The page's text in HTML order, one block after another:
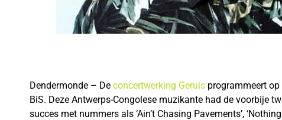
Dendermonde – De concertwerking Geruis programmeert
BiS. Deze Antwerps-Congolese muzikante had de voorbije
succes met nummers als ‘Ain’t Chasing Pavements’, ‘Nothing